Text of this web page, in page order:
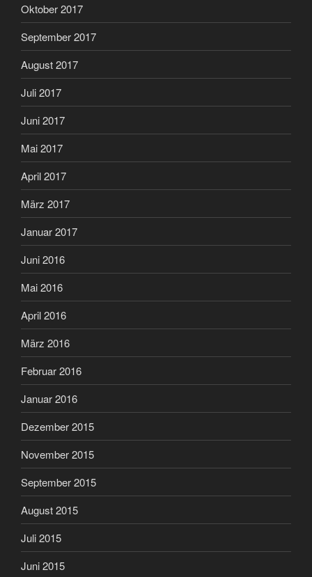
Oktober 2017
September 2017
August 2017
Juli 2017
Juni 2017
Mai 2017
April 2017
März 2017
Januar 2017
Juni 2016
Mai 2016
April 2016
März 2016
Februar 2016
Januar 2016
Dezember 2015
November 2015
September 2015
August 2015
Juli 2015
Juni 2015